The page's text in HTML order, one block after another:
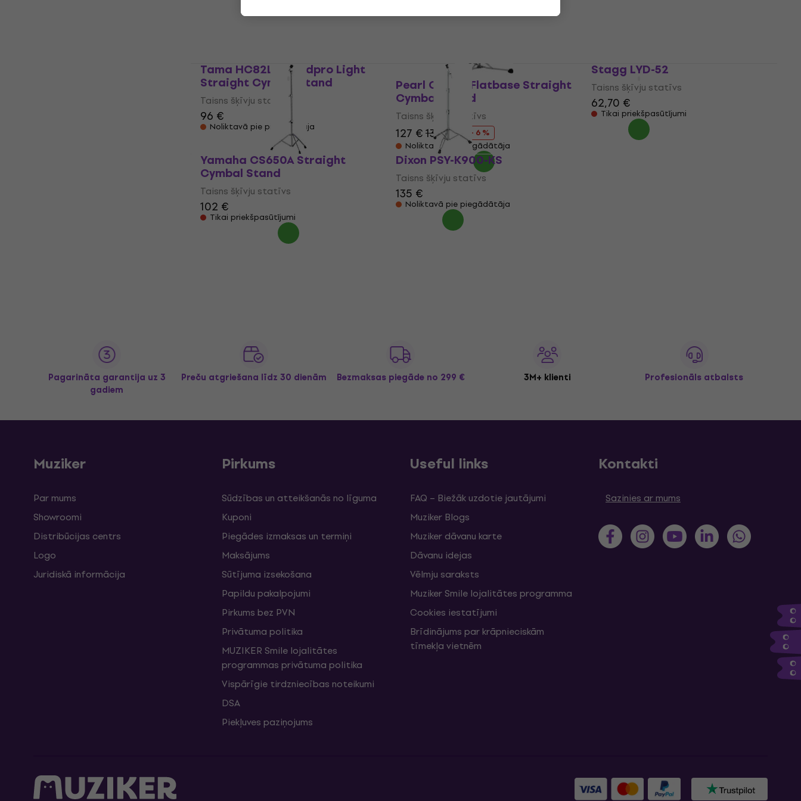
100 € 72,80 €
Tama HC82LS Roadpro Light
Straight Cymbal Stand
Taisns šķīvju statīvs
96 €
Noliktavā pie piegādātāja
Pearl C-150S Flatbase Straight
Cymbal Stand
Taisns šķīvju statīvs
127 €135 €
- 6 %
Noliktavā pie piegādātāja
Stagg LYD-52
Taisns šķīvju statīvs
62,70 €
Tikai priekšpasūtījumi
Yamaha CS650A Straight
Cymbal Stand
Taisns šķīvju statīvs
102 €
Tikai priekšpasūtījumi
Dixon PSY-K900-KS
Taisns šķīvju statīvs
135 €
Noliktavā pie piegādātāja
Pagarināta garantija uz 3
gadiem
Preču atgriešana līdz 30 dienām Bezmaksas piegāde no 299 € 3M+ klienti Profesionāls atbalsts
Muziker
Par mums
Showroomi
Distribūcijas centrs
Logo
Juridiskā informācija
Pirkums
Sūdzības un atteikšanās no līguma
Kuponi
Piegādes izmaksas un termiņi
Maksājums
Sūtījuma izsekošana
Papildu pakalpojumi
Pirkums bez PVN
Privātuma politika
MUZIKER Smile lojalitātes
programmas privātuma politika
Vispārīgie tirdzniecības noteikumi
DSA
Piekļuves paziņojums
Useful links
FAQ – Biežāk uzdotie jautājumi
Muziker Blogs
Muziker dāvanu karte
Dāvanu idejas
Vēlmju saraksts
Muziker Smile lojalitātes programma
Cookies iestatījumi
Brīdinājums par krāpnieciskām
tīmekļa vietnēm
Kontakti
Sazinies ar mums